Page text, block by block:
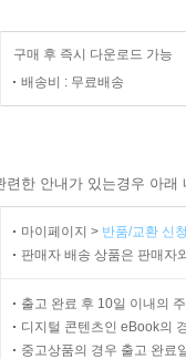
구매 후 즉시 다운로드 가능
배송비 : 무료배송
한 안내가 있는경우 아
마이페이지 > 반품/교환 신
판매자 배송 상품은 판매자
출고 완료 후 10일 이내의
디지털 콘텐츠인 eBook의
중고상품의 경우 출고 완료